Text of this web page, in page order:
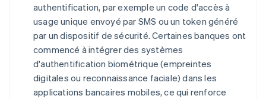
authentification, par exemple un code d'accès à
usage unique envoyé par SMS ou un token généré
par un dispositif de sécurité. Certaines banques ont
commencé à intégrer des systèmes
d'authentification biométrique (empreintes
digitales ou reconnaissance faciale) dans les
applications bancaires mobiles, ce qui renforce